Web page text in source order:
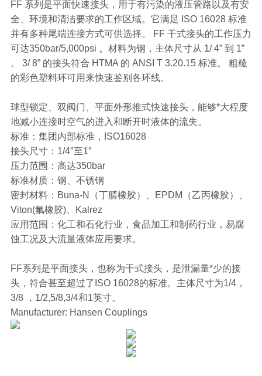
FF 系列是平面快速接头，用于有污染的液压管路以及有安
全、环境和清洁要求的工作区域。它满足 ISO 16028 标准
并有多种尾端连接方式可供选择。 FF 干式接头的工作压力
可达350bar/5,000psi 。材料为钢，主体尺寸从 1/ 4” 到 1”
。 3/ 8” 的接头符合 HTMA 的 ANSI T 3.20.15 标准。 粗糙
的彩色塑料环可用来快速鉴别各环线。
球型锁定、双阀门、平面外形推式快速接头，能够*大程度
地减小连接时空气的进入和断开时液体的流失。
标准：集团内部标准，ISO16028
接头尺寸：1/4″至1″
压力范围：高达350bar
标准材质：钢、不锈钢
密封材料：Buna-N（丁腈橡胶）、EPDM（乙丙橡胶）、
Viton(氟橡胶)、Kalrez
应用范围：化工和石化行业，食品加工和制药行业，易腐
蚀工况及大流量液体应用要求。
FF系列是平面接头，也称为干式接头，是泄漏量*少的接
头，符合甚至超过了ISO 16028的标准。主体尺寸为1/4，
3/8 ，1/2,5/8,3/4和1英寸。
Manufacturer: Hansen Couplings